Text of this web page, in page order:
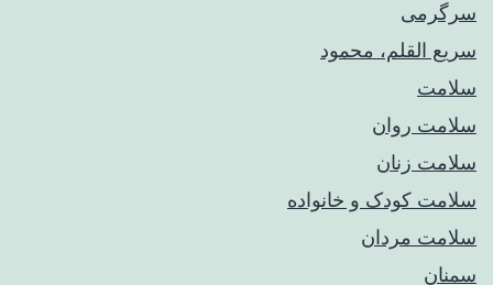
سرگرمی
سریع القلم، محمود
سلامت
سلامت روان
سلامت زنان
سلامت کودک‌ و خانواده
سلامت مردان
سمنان